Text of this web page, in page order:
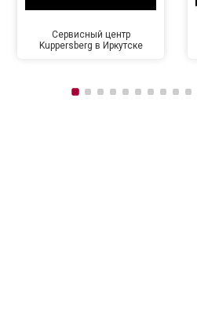
Сервисный центр
Kuppersberg в Иркутске